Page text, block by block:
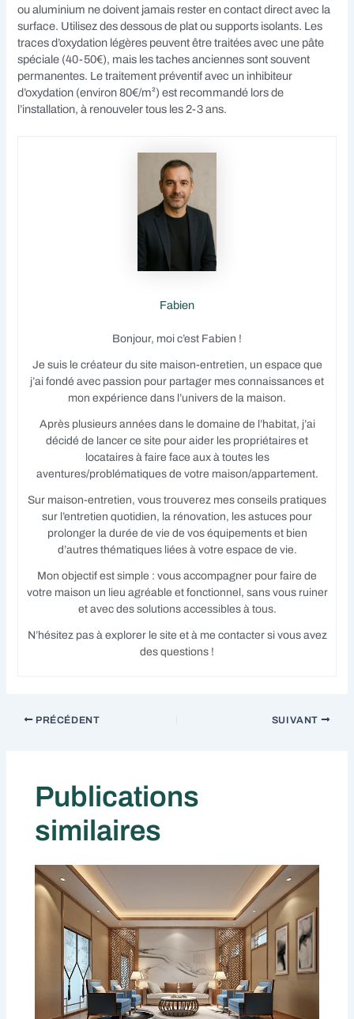
ou aluminium ne doivent jamais rester en contact direct avec la
surface. Utilisez des dessous de plat ou supports isolants. Les
traces d’oxydation légères peuvent être traitées avec une pâte
spéciale (40-50€), mais les taches anciennes sont souvent
permanentes. Le traitement préventif avec un inhibiteur
d’oxydation (environ 80€/m²) est recommandé lors de
l’installation, à renouveler tous les 2-3 ans.
Fabien
Bonjour, moi c’est Fabien !
Je suis le créateur du site maison-entretien, un espace que
j’ai fondé avec passion pour partager mes connaissances et
mon expérience dans l’univers de la maison.
Après plusieurs années dans le domaine de l’habitat, j’ai
décidé de lancer ce site pour aider les propriétaires et
locataires à faire face aux à toutes les
aventures/problématiques de votre maison/appartement.
Sur maison-entretien, vous trouverez mes conseils pratiques
sur l’entretien quotidien, la rénovation, les astuces pour
prolonger la durée de vie de vos équipements et bien
d’autres thématiques liées à votre espace de vie.
Mon objectif est simple : vous accompagner pour faire de
votre maison un lieu agréable et fonctionnel, sans vous ruiner
et avec des solutions accessibles à tous.
N’hésitez pas à explorer le site et à me contacter si vous avez
des questions !
PRÉCÉDENT SUIVANT
Publications
similaires